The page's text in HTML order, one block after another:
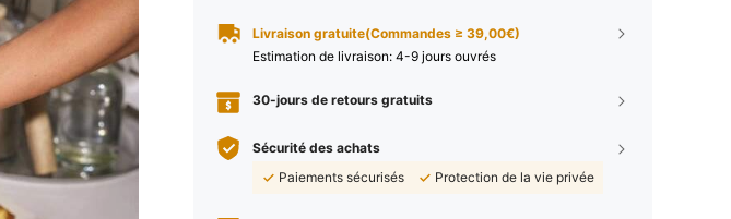
Livraison gratuite(Commandes ≥ 39,00€)
Estimation de livraison: 4-9 jours ouvrés
30-jours de retours gratuits
Sécurité des achats
Paiements sécurisés
Protection de la vie privée